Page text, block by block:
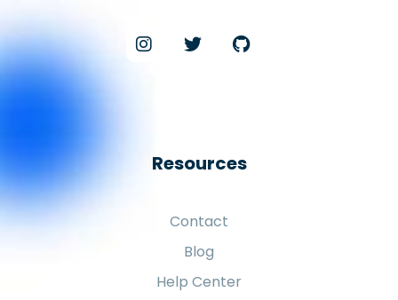
Resources
Contact
Blog
Help Center